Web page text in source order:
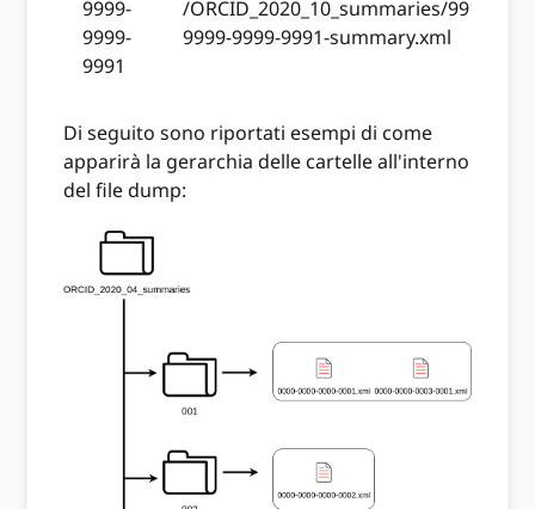
9999-
9999-
9991
/ORCID_2020_10_summaries/991/
9999-9999-9991-summary.xml
Di seguito sono riportati esempi di come
apparirà la gerarchia delle cartelle all'interno
del file dump: